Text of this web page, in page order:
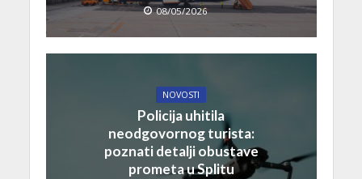
08/05/2026
NOVOSTI
Policija uhitila
neodgovornog turista:
poznati detalji obustave
prometa u Splitu